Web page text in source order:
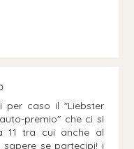
per caso il "Liebster
premio" che ci si
11 tra cui anche al
sapere se partecipi! i